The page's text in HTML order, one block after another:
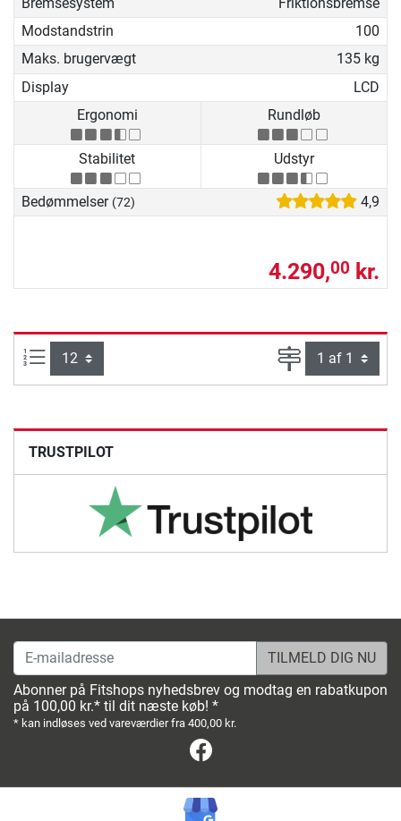
Modstandstrin
100
Maks. brugervægt
135 kg
Display
LCD
Ergonomi
Rundløb
Stabilitet Udstyr
Bedømmelser (72) 4,9
4.290,00 kr.
Artikel pr. side: Side
TRUSTPILOT
E-mailadresse
Abonner på Fitshops nyhedsbrev og modtag en rabatkupon
på 100,00 kr.* til dit næste køb! *
* kan indløses ved vareværdier fra 400,00 kr.